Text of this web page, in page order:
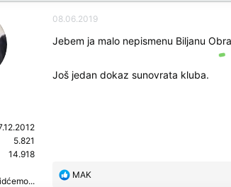
t
i
s
5.821
14.918
08.06.2019
Jebem ja malo nepismenu Biljanu
Još jedan dokaz sunovrata kluba.
R
MAK